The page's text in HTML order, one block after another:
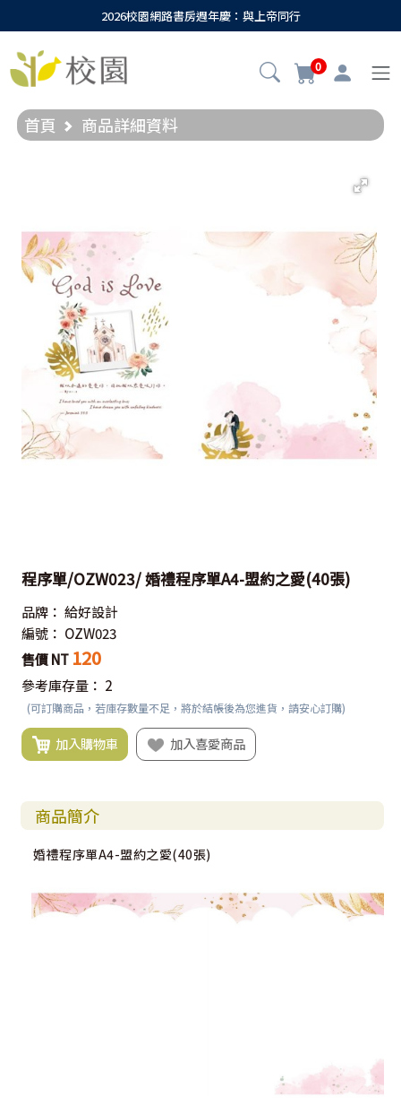
2026校園網路書房週年慶：與上帝同行
0
首頁 商品詳細資料
程序單/OZW023/ 婚禮程序單A4-盟約之愛(40張)
品牌： 給好設計
編號： OZW023
售價 NT 120
參考庫存量： 2
(可訂購商品，若庫存數量不足，將於結帳後為您進貨，請安心訂購)
加入購物車 加入喜愛商品
商品簡介
婚禮程序單A4-盟約之愛(40張)